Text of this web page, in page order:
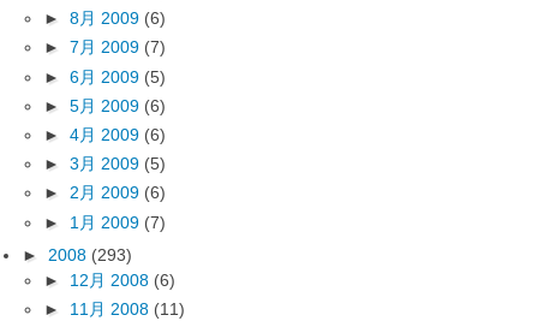
► 8月 2009 (6)
► 7月 2009 (7)
► 6月 2009 (5)
► 5月 2009 (6)
► 4月 2009 (6)
► 3月 2009 (5)
► 2月 2009 (6)
► 1月 2009 (7)
► 2008 (293)
► 12月 2008 (6)
► 11月 2008 (11)